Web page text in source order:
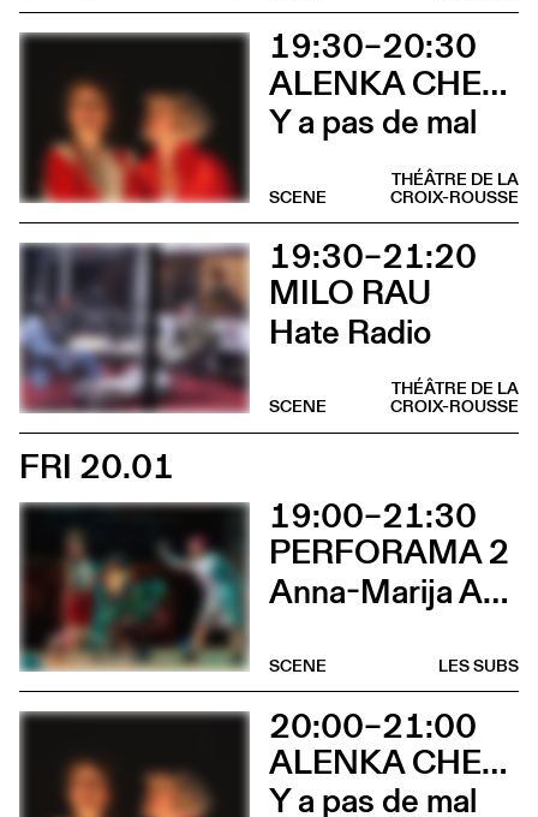
19:30–20:30
ALENKA CHENUZ & AMÉLIE VIDON
Y a pas de mal
THÉÂTRE DE LA
CROIX-ROUSSE
SCENE
19:30–21:20
MILO RAU
Hate Radio
THÉÂTRE DE LA
CROIX-ROUSSE
SCENE
FRI 20.01
19:00–21:30
PERFORAMA 2
Anna-Marija Adomaityte & Gautier Teuscher, Marc Oosterhoff, Catol Teixeira, Ouinch Ouinch
LES SUBS
SCENE
20:00–21:00
ALENKA CHENUZ & AMÉLIE VIDON
Y a pas de mal